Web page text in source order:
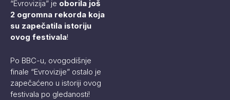
“Evrovizija” je oborila još
2 ogromna rekorda koja
su zapečatila istoriju
ovog festivala!
Po BBC-u, ovogodišnje
finale “Evrovizije” ostalo je
zapečaćeno u istoriji ovog
festivala po gledanosti!